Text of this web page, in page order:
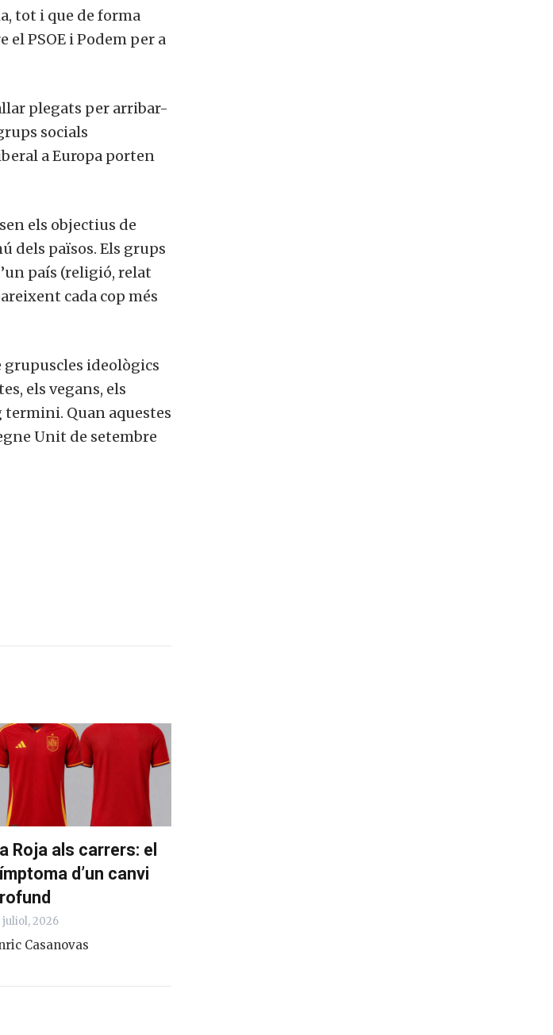
tot i que de forma
PSOE i Podem per a
plegats per arribar-
socials
a Europa porten
els objectius de
dels països. Els grups
país (religió, relat
cada cop més
ideològics
els vegans, els
termini. Quan aquestes
Unit de setembre
Roja als carrers: el
d’un canvi
juliol, 2026
Casanovas